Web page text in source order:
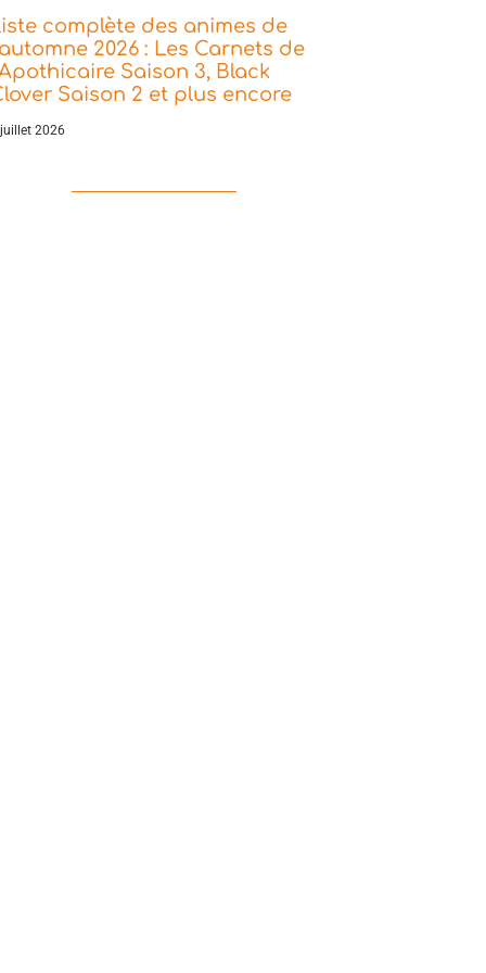
complète des animes de
2026 : Les Carnets de
Saison 3, Black
Saison 2 et plus encore
2026